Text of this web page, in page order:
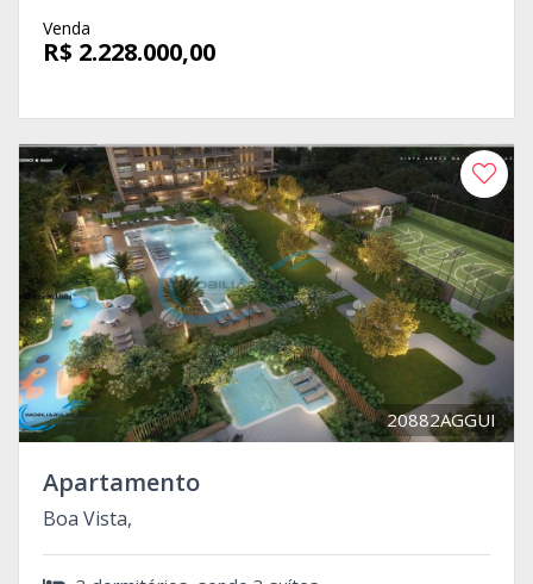
Venda
R$ 2.228.000,00
20882AGGUI
Apartamento
Boa Vista,